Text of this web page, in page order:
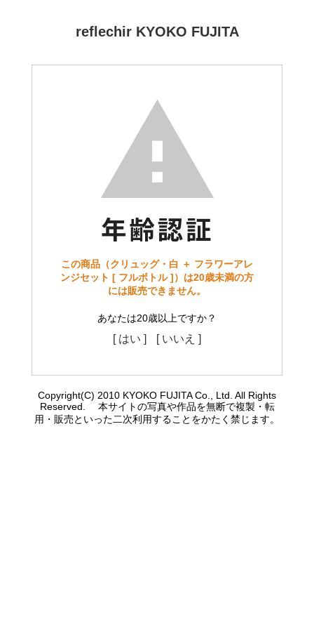
reflechir KYOKO FUJITA
この商品（クリュッグ・白 ＋ フラワーアレ
ンジセット [ フルボトル ]）は20歳未満の方
には販売できません。
あなたは20歳以上ですか？
[ はい ] [ いいえ ]
Copyright(C) 2010 KYOKO FUJITA Co., Ltd. All Rights
Reserved. 本サイトの写真や作品を無断で複製・転
用・販売といった二次利用することをかたく禁じます。